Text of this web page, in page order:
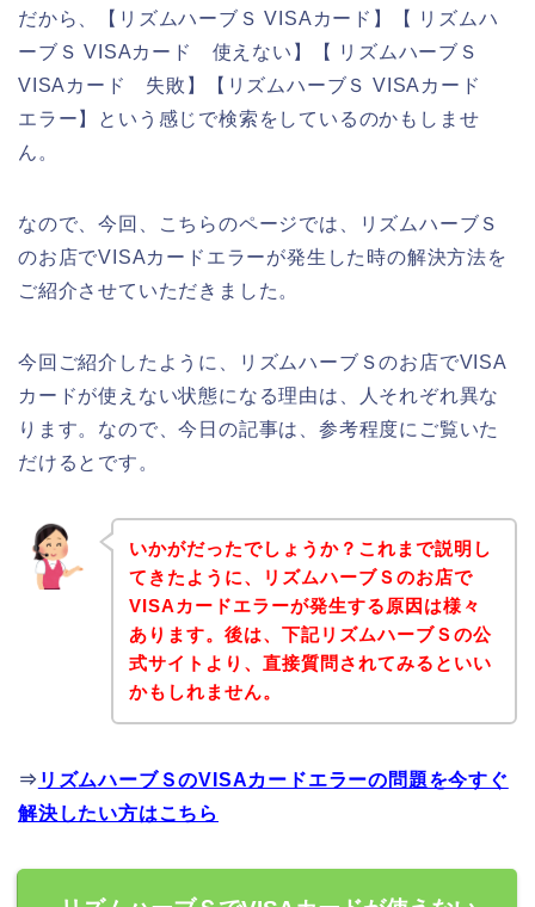
だから、【リズムハーブＳ VISAカード】【 リズムハ
ーブＳ VISAカード 使えない】【 リズムハーブＳ
VISAカード 失敗】【リズムハーブＳ VISAカード
エラー】という感じで検索をしているのかもしませ
ん。
なので、今回、こちらのページでは、リズムハーブＳ
のお店でVISAカードエラーが発生した時の解決方法を
ご紹介させていただきました。
今回ご紹介したように、リズムハーブＳのお店でVISA
カードが使えない状態になる理由は、人それぞれ異な
ります。なので、今日の記事は、参考程度にご覧いた
だけるとです。
いかがだったでしょうか？これまで説明し
てきたように、リズムハーブＳのお店で
VISAカードエラーが発生する原因は様々
あります。後は、下記リズムハーブＳの公
式サイトより、直接質問されてみるといい
かもしれません。
⇒ リズムハーブＳのVISAカードエラーの問題を今すぐ
解決したい方はこちら